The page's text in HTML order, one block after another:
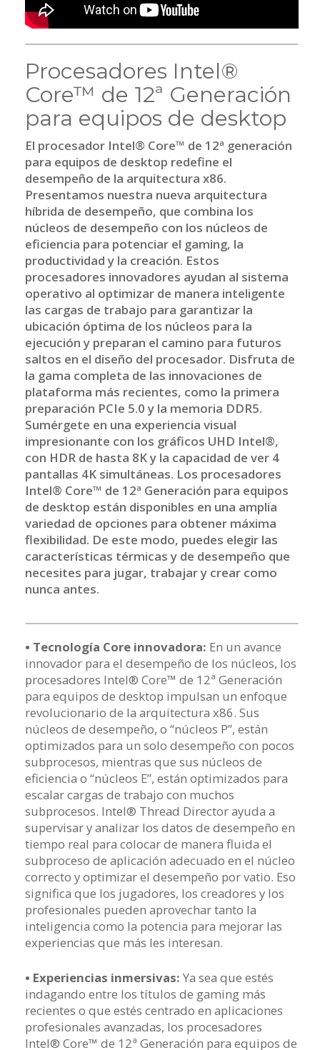
Procesadores Intel®
Core™ de 12ª Generación
para equipos de desktop
El procesador Intel® Core™ de 12ª generación
para equipos de desktop redefine el
desempeño de la arquitectura x86.
Presentamos nuestra nueva arquitectura
híbrida de desempeño, que combina los
núcleos de desempeño con los núcleos de
eficiencia para potenciar el gaming, la
productividad y la creación. Estos
procesadores innovadores ayudan al sistema
operativo al optimizar de manera inteligente
las cargas de trabajo para garantizar la
ubicación óptima de los núcleos para la
ejecución y preparan el camino para futuros
saltos en el diseño del procesador. Disfruta de
la gama completa de las innovaciones de
plataforma más recientes, como la primera
preparación PCIe 5.0 y la memoria DDR5.
Sumérgete en una experiencia visual
impresionante con los gráficos UHD Intel®,
con HDR de hasta 8K y la capacidad de ver 4
pantallas 4K simultáneas. Los procesadores
Intel® Core™ de 12ª Generación para equipos
de desktop están disponibles en una amplia
variedad de opciones para obtener máxima
flexibilidad. De este modo, puedes elegir las
características térmicas y de desempeño que
necesites para jugar, trabajar y crear como
nunca antes.
• Tecnología Core innovadora: En un avance
innovador para el desempeño de los núcleos, los
procesadores Intel® Core™ de 12ª Generación
para equipos de desktop impulsan un enfoque
revolucionario de la arquitectura x86. Sus
núcleos de desempeño, o “núcleos P”, están
optimizados para un solo desempeño con pocos
subprocesos, mientras que sus núcleos de
eficiencia o “núcleos E”, están optimizados para
escalar cargas de trabajo con muchos
subprocesos. Intel® Thread Director ayuda a
supervisar y analizar los datos de desempeño en
tiempo real para colocar de manera fluida el
subproceso de aplicación adecuado en el núcleo
correcto y optimizar el desempeño por vatio. Eso
significa que los jugadores, los creadores y los
profesionales pueden aprovechar tanto la
inteligencia como la potencia para mejorar las
experiencias que más les interesan.
• Experiencias inmersivas: Ya sea que estés
indagando entre los títulos de gaming más
recientes o que estés centrado en aplicaciones
profesionales avanzadas, los procesadores
Intel® Core™ de 12ª Generación para equipos de